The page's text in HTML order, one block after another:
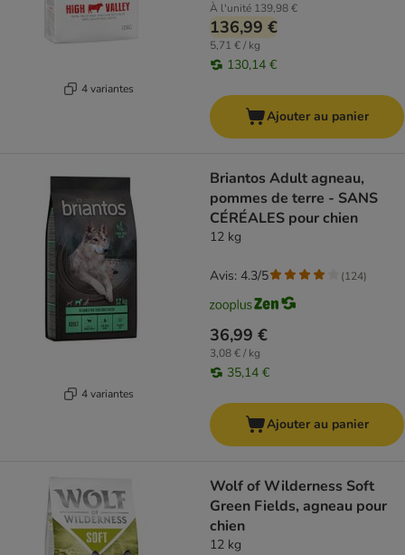
4 variantes
À l'unité 139,98 €
136,99 €
5,71 € / kg
130,14 €
Ajouter au panier
4 variantes
Briantos Adult agneau,
pommes de terre - SANS
CÉRÉALES pour chien
12 kg
36,99 €
3,08 € / kg
35,14 €
Avis: 4.3/5 (124)
Ajouter au panier
Wolf of Wilderness Soft
Green Fields, agneau pour
chien
12 kg